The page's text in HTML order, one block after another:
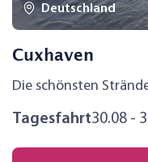
Deutschland
Cuxhaven
Die schönsten
Tagesfahrt30.08 -